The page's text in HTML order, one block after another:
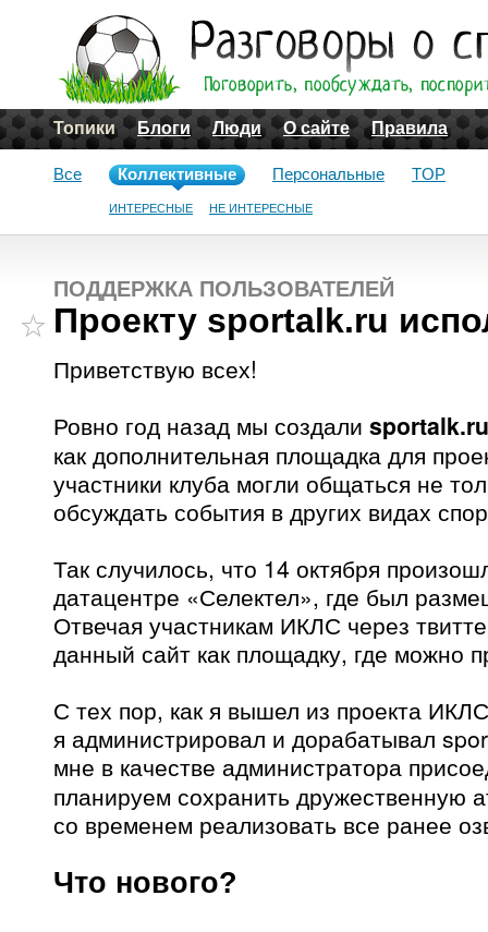
Топики Блоги Люди О сайте Правила
Все Коллективные
ИНТЕРЕСНЫЕ НЕ ИНТЕРЕСНЫЕ
Персональные TOP
ПОДДЕРЖКА ПОЛЬЗОВАТЕЛЕЙ
Проекту sportalk.ru
Приветствую всех!
Ровно год назад мы создали sportalk.ru
как дополнительная площадка для
участники клуба могли общаться не
обсуждать события в других видах
Так случилось, что 14 октября
датацентре «Селектел», где был
Отвечая участникам ИКЛС через
данный сайт как площадку, где можно
С тех пор, как я вышел из проекта
я администрировал и дорабатывал
мне в качестве администратора
планируем сохранить дружественную
со временем реализовать все ранее
Что нового?